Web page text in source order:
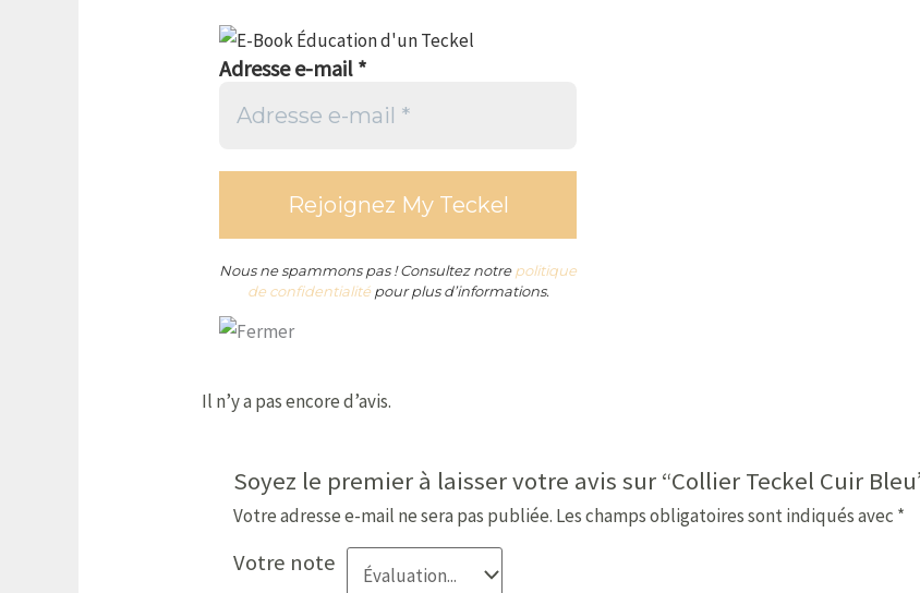
Adresse e-mail *
Nous ne spammons pas ! Consultez notrepolitique
de confidentialitépour plus d’informations.
Il n’y a pas encore d’avis.
Soyez le premier à laisser votre avis sur “Collier Teckel Cuir
Votre adresse e-mail ne sera pas publiée. Les champs obligatoires sont indiqués avec *
Votre note